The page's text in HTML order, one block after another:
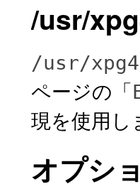
/usr/
/usr/
ページの「
現を使用し
オプシ